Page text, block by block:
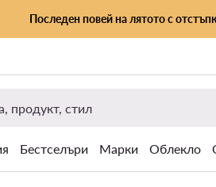
Последен повей на лятото с
Бестселъри Марки Облекло